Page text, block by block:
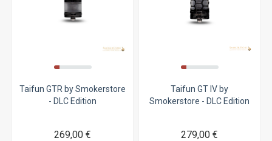
Taifun GTR by Smokerstore
- DLC Edition
269,00 €
Taifun GT IV by
Smokerstore - DLC Edition
279,00 €